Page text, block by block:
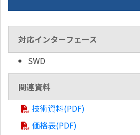
対応インターフェース
SWD
関連資料
技術資料(PDF)
価格表(PDF)